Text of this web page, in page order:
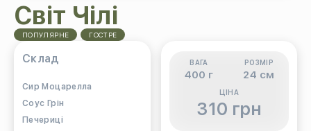
Світ Чілі
ПОПУЛЯРНЕ ГОСТРЕ
Склад
Cир Моцарелла
Соус Грін
Печериці
ВАГА
400 г
РОЗМІР
24 см
ЦІНА
310 грн